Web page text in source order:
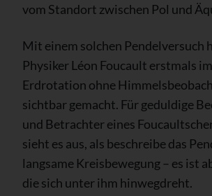
vom Standort zwischen Pol und
Mit einem solchen Pendelversuch
Physiker Léon Foucault erstmals
Erdrotation ohne
sichtbar gemacht. Für geduldige
und Betrachter eines
sieht es aus, als beschreibe das
langsame Kreisbewegung – es ist
die sich unter ihm hinwegdreht.